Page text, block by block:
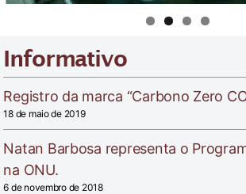
Informativo
Registro da marca “Carbono Zero
18 de maio de 2019
Natan Barbosa representa o
na ONU.
6 de novembro de 2018